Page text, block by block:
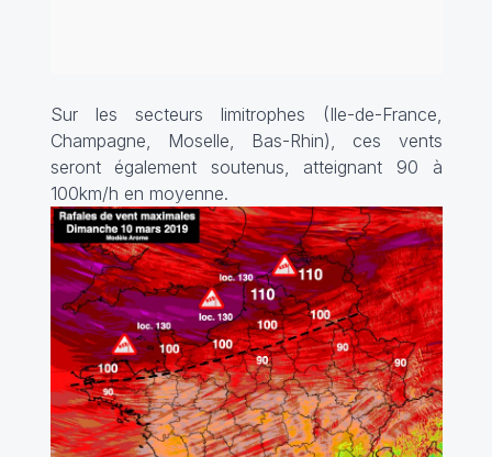
Sur les secteurs limitrophes (Ile-de-France,
Champagne, Moselle, Bas-Rhin), ces vents
seront également soutenus, atteignant 90 à
100km/h en moyenne.